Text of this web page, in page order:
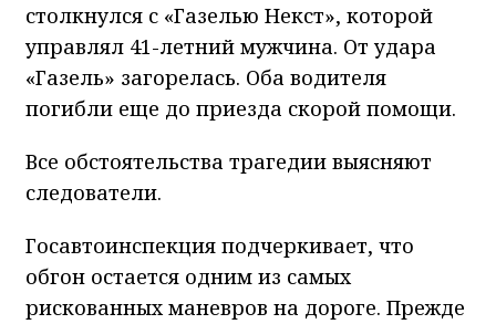
столкнулся с «Газелью Некст», которой
управлял 41-летний мужчина. От удара
«Газель» загорелась. Оба водителя
погибли еще до приезда скорой помощи.
Все обстоятельства трагедии выясняют
следователи.
Госавтоинспекция подчеркивает, что
обгон остается одним из самых
рискованных маневров на дороге. Прежде